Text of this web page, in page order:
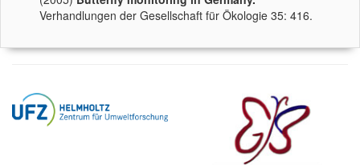
Verhandlungen der Gesellschaft für Ökologie 35: 416.